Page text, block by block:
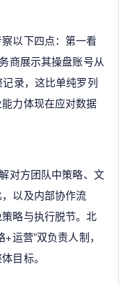
以下四点：第一看
商展示其操盘账号从
录，这比单纯罗列
力体现在应对数据
对方团队中策略、文
以及内部协作流
略与执行脱节。北
运营”双负责人制，
目标。